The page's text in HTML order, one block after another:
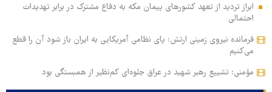
ابراز تردید از تعهد کشورهای پیمان مکه به دفاع مشترک در برابر تهدیدات
احتمالی
فرمانده نیروی زمینی ارتش: پای نظامی آمریکایی به ایران باز شود آن را قطع
می‌کنیم
مؤمنی: تشییع رهبر شهید در عراق جلوه‌ای کم‌نظیر از همبستگی بود